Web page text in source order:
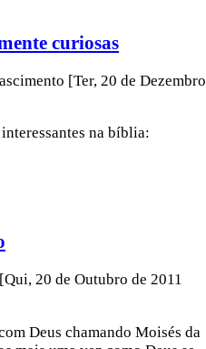
curiosas
[Ter, 20 de Dezembro
na bíblia:
[Qui, 20 de Outubro de 2011
Deus chamando Moisés da